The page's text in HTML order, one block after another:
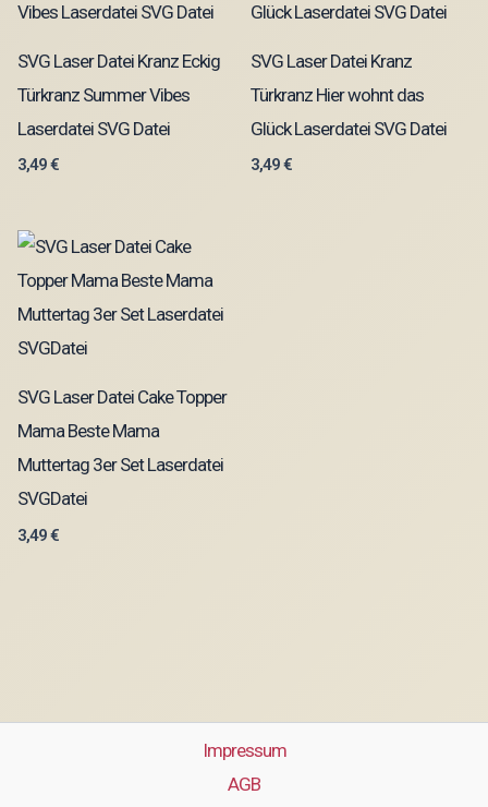
SVG Laser Datei Kranz Eckig
Türkranz Summer Vibes
Laserdatei SVG Datei
3,49€
SVG Laser Datei Kranz
Türkranz Hier wohnt das
Glück Laserdatei SVG Datei
3,49€
SVG Laser Datei Cake Topper
Mama Beste Mama
Muttertag 3er Set Laserdatei
SVGDatei
3,49€
Impressum
AGB